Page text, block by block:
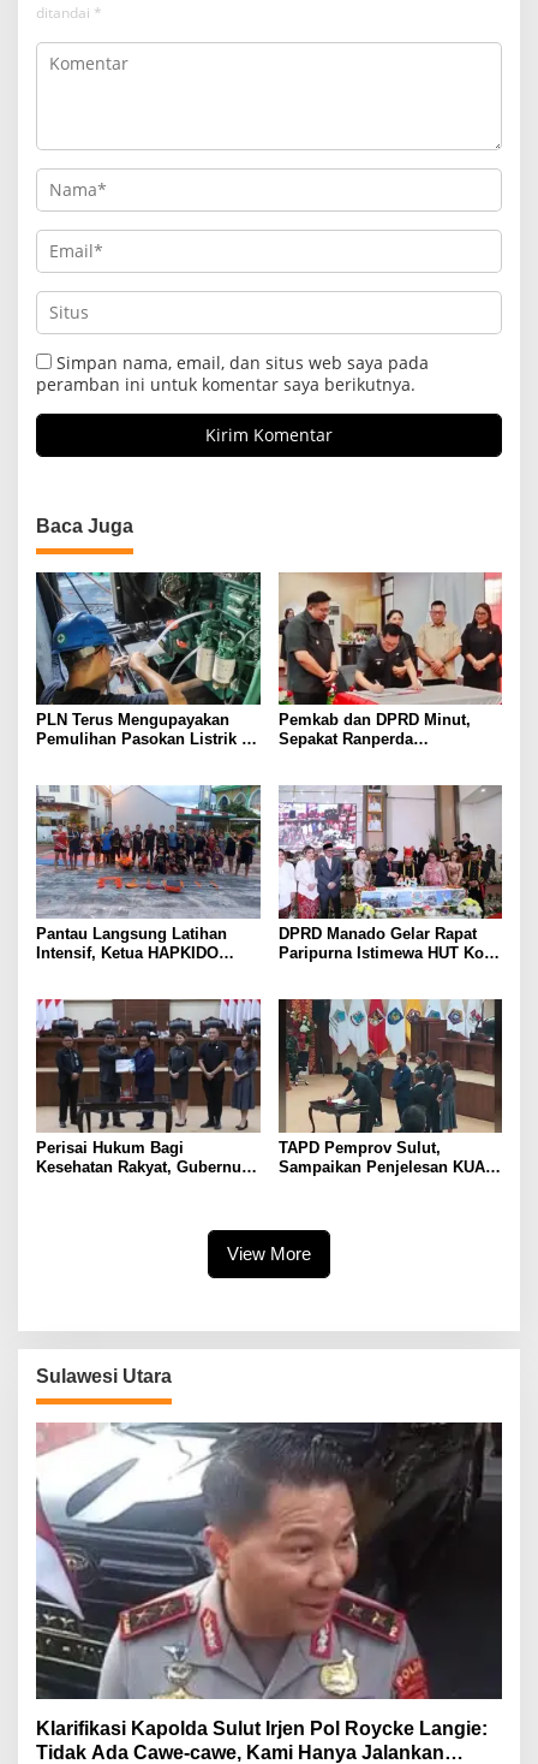
ditandai *
Simpan nama, email, dan situs web saya pada
peramban ini untuk komentar saya berikutnya.
Baca Juga
PLN Terus Mengupayakan
Pemulihan Pasokan Listrik di
Pemkab dan DPRD Minut,
Sepakat Ranperda
Pantau Langsung Latihan
Intensif, Ketua HAPKIDO
di Kejurnas Bandar Lampung
DPRD Manado Gelar Rapat
Paripurna Istimewa HUT Kota
Perisai Hukum Bagi
Kesehatan Rakyat, Gubernur
TAPD Pemprov Sulut,
Sampaikan Penjelesan KUA-
View More
Sulawesi Utara
Klarifikasi Kapolda Sulut Irjen Pol Roycke Langie:
Tidak Ada Cawe-cawe, Kami Hanya Jalankan